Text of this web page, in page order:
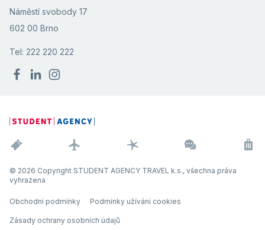
Náměstí svobody 17
602 00 Brno
Tel: 222 220 222
© 2026 Copyright STUDENT AGENCY TRAVEL k.s., všechna práva
vyhrazena
Obchodní podmínky Podmínky užívání cookies
Zásady ochrany osobních údajů